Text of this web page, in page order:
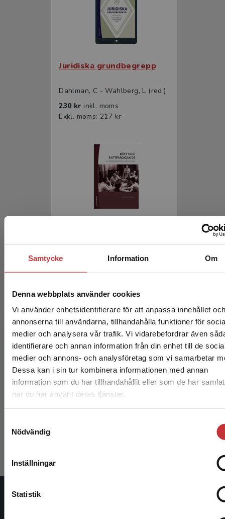
Samtycke Information Om
Denna webbplats använder cookies
Vi använder enhetsidentifierare för att anpassa innehållet och
annonserna till användarna, tillhandahålla funktioner för
medier och analysera vår trafik. Vi vidarebefordrar även
identifierare och annan information från din enhet till de
medier och annons- och analysföretag som vi samarbetar
Dessa kan i sin tur kombinera informationen med annan
information som du har tillhandahållit eller som de har
när du har använt deras tjänster.
Nödvändig
Inställningar
Statistik
Begränsad fraktregion
Det verkar som att du besöker studentlitteratur.se via
Sverige. För att kunna slutföra ett köp måste
Juridiska grundbegrepp
Dahlman, C - Wahlberg, L (red.)
230 kr inkl. moms
Exkl. moms: 217 kr
Dahlman, Christian
Rättsfilosofi